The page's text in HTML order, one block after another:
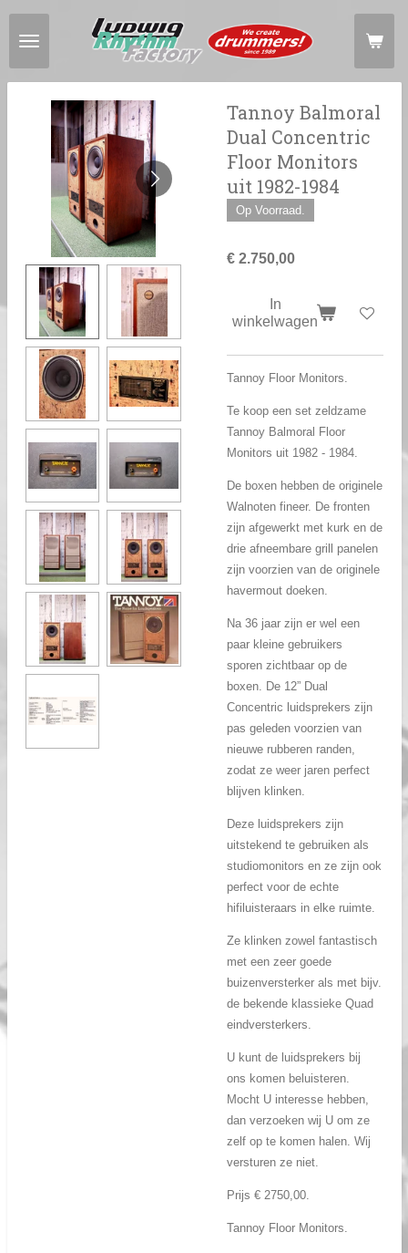
Ga
direct
de
hoofdinhoud
Tannoy Balmoral
Dual Concentric
Floor Monitors
uit 1982-1984
Op Voorraad.
€ 2.750,00
In
winkelwagen
Tannoy Floor Monitors.
Te koop een set zeldzame
Tannoy Balmoral Floor
Monitors uit 1982 - 1984.
De boxen hebben de originele
Walnoten fineer. De fronten
zijn afgewerkt met kurk en de
drie afneembare grill panelen
zijn voorzien van de originele
havermout doeken.
Na 36 jaar zijn er wel een
paar kleine gebruikers
sporen zichtbaar op de
boxen. De 12” Dual
Concentric luidsprekers zijn
pas geleden voorzien van
nieuwe rubberen randen,
zodat ze weer jaren perfect
blijven klinken.
Deze luidsprekers zijn
uitstekend te gebruiken als
studiomonitors en ze zijn ook
perfect voor de echte
hifi luisteraars in elke ruimte.
Ze klinken zowel fantastisch
met een zeer goede
buizenversterker als met bijv.
de bekende klassieke Quad
eindversterkers.
U kunt de luidsprekers bij
ons komen beluisteren.
Mocht U interesse hebben,
dan verzoeken wij U om ze
zelf op te komen halen. Wij
versturen ze niet.
Prijs € 2750,00.
Tannoy Floor Monitors.